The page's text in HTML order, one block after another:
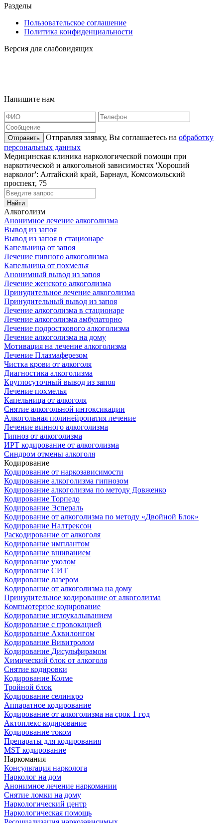
Разделы
Пользовательское соглашение
Политика конфиденциальности
Версия для слабовидящих
Напишите нам
Отправить Отправляя заявку, Вы соглашаетесь на обработку
персональных данных
Медицинская клиника наркологической помощи при
наркотической и алкогольной зависимостях 'Хороший
нарколог': Алтайский край, Барнаул, Комсомольский
проспект, 75
Алкоголизм
Анонимное лечение алкоголизма
Вывод из запоя
Вывод из запоя в стационаре
Капельница от запоя
Лечение пивного алкоголизма
Капельница от похмелья
Анонимный вывод из запоя
Лечение женского алкоголизма
Принудительное лечение алкоголизма
Принудительный вывод из запоя
Лечение алкоголизма в стационаре
Лечение алкоголизма амбулаторно
Лечение подросткового алкоголизма
Лечение алкоголизма на дому
Мотивация на лечение алкоголизма
Лечение Плазмаферезом
Чистка крови от алкоголя
Диагностика алкоголизма
Круглосуточный вывод из запоя
Лечение похмелья
Капельница от алкоголя
Снятие алкогольной интоксикации
Алкогольная полинейропатия лечение
Лечение винного алкоголизма
Гипноз от алкоголизма
ИРТ кодирование от алкоголизма
Синдром отмены алкоголя
Кодирование
Кодирование от наркозависимости
Кодирование алкоголизма гипнозом
Кодирование алкоголизма по методу Довженко
Кодирование Торпедо
Кодирование Эспераль
Кодирование от алкоголизма по методу «Двойной Блок»
Кодирование Налтрексон
Раскодирование от алкоголя
Кодирование имплантом
Кодирование вшиванием
Кодирование уколом
Кодирование СИТ
Кодирование лазером
Кодирование от алкоголизма на дому
Принудительное кодирование от алкоголизма
Компьютерное кодирование
Кодирование иглоукалыванием
Кодирование с провокацией
Кодирование Аквилонгом
Кодирование Вивитролом
Кодирование Дисульфирамом
Химический блок от алкоголя
Снятие кодировки
Кодирование Колме
Тройной блок
Кодирование селинкро
Аппаратное кодирование
Кодирование от алкоголизма на срок 1 год
Актоплекс кодирование
Кодирование током
Препараты для кодирования
MST кодирование
Наркомания
Консультация нарколога
Нарколог на дом
Анонимное лечение наркомании
Снятие ломки на дому
Наркологический центр
Наркологическая помощь